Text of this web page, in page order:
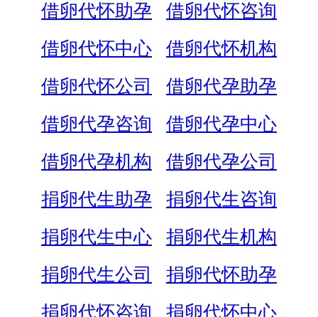
借卵代怀助孕
借卵代怀咨询
借卵代怀中心
借卵代怀机构
借卵代怀公司
借卵代孕助孕
借卵代孕咨询
借卵代孕中心
借卵代孕机构
借卵代孕公司
捐卵代生助孕
捐卵代生咨询
捐卵代生中心
捐卵代生机构
捐卵代生公司
捐卵代怀助孕
捐卵代怀咨询
捐卵代怀中心